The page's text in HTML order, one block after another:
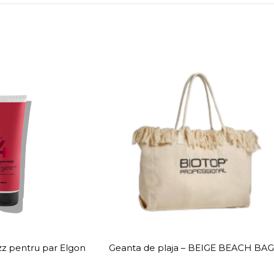
pentru par Elgon
Geanta de plaja – BEIGE BEACH BAG